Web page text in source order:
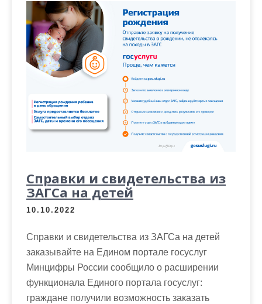
Справки и свидетельства из
ЗАГСа на детей
10.10.2022
Справки и свидетельства из ЗАГСа на детей
заказывайте на Едином портале госуслуг
Минцифры России сообщило о расширении
функционала Единого портала госуслуг:
граждане получили возможность заказать